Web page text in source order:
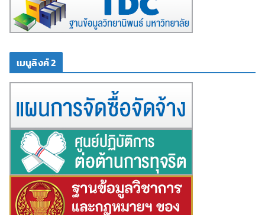
เมนูลิงค์ 2